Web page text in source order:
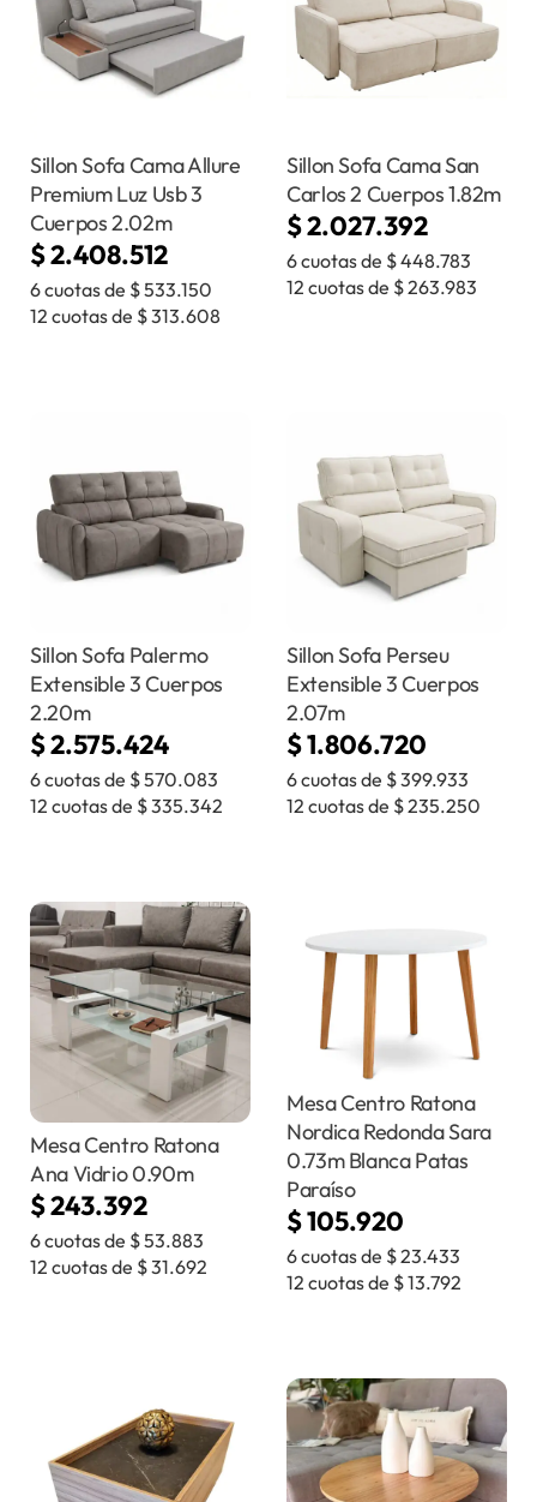
Sillon Sofa Cama Allure
Premium Luz Usb 3
Cuerpos 2.02m
$2.408.512
6 cuotas de $533.150
12 cuotas de $313.608
Sillon Sofa Cama San
Carlos 2 Cuerpos 1.82m
$2.027.392
6 cuotas de $448.783
12 cuotas de $263.983
Sillon Sofa Palermo
Extensible 3 Cuerpos
2.20m
$2.575.424
6 cuotas de $570.083
12 cuotas de $335.342
Sillon Sofa Perseu
Extensible 3 Cuerpos
2.07m
$1.806.720
6 cuotas de $399.933
12 cuotas de $235.250
Mesa Centro Ratona
Ana Vidrio 0.90m
$243.392
6 cuotas de $53.883
12 cuotas de $31.692
Mesa Centro Ratona
Nordica Redonda Sara
0.73m Blanca Patas
Paraíso
$105.920
6 cuotas de $23.433
12 cuotas de $13.792